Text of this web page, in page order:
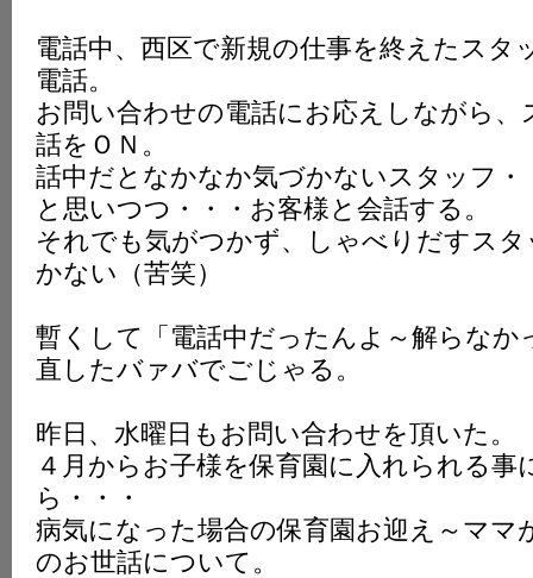
電話中、西区で新規の仕事を終えたスタ
電話。
お問い合わせの電話にお応えしながら
話をＯＮ。
話中だとなかなか気づかないスタッフ・
と思いつつ・・・お客様と会話する。
それでも気がつかず、しゃべりだすス
かない（苦笑）
暫くして「電話中だったんよ～解らなか
直したバァバでごじゃる。
昨日、水曜日もお問い合わせを頂いた。
４月からお子様を保育園に入れられる事
ら・・・
病気になった場合の保育園お迎え～ママ
のお世話について。